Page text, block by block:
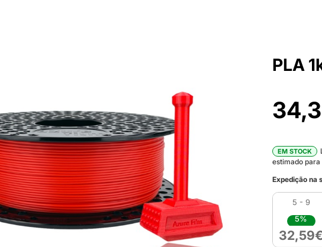
PLA
EM STOCK
estimado para
Expedição na
5 - 9
5%
32,59€